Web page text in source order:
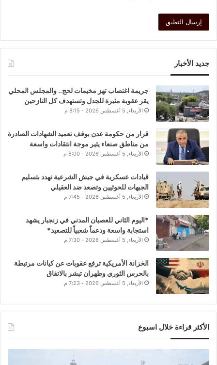
جديد الأخبار
جريمة اغتصاب تهز مخيمات لحج.. والمجلس المحلي
يقر عقوبة مثيرة للجدل وتستهدف كل النازحين
الأربعاء, 5 أغسطس 2026 - 8:15 م
قرار من حكومة عدن بوقف تعميد الشهادات الصادرة
من مناطق صنعاء يثير موجة انتقادات واسعة
الأربعاء, 5 أغسطس 2026 - 8:00 م
قيادات عسكرية في جيش الشرعية تهدد بتسليم
الجبهات للحوثيين وتصعد ضد العقيلي
الأربعاء, 5 أغسطس 2026 - 7:45 م
*اليوم الثاني للعصيان المدني في زنجبار يشهد
استجابة واسعة ودعماً شعبياً للتصعيد*
الأربعاء, 5 أغسطس 2026 - 7:30 م
الخزانة الأمريكية ترفع عقوبات عن كيانات مرتبطة
بالحرس الثوري وطهران تبشر بالاتفاق
الأربعاء, 5 أغسطس 2026 - 7:23 م
الأكثر قراءة خلال اسبوع